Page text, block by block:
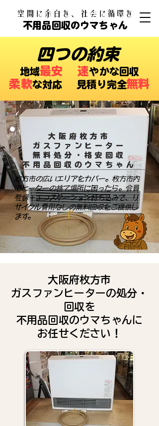
​空間に余白を、社会に循環を
不用品回収のウマちゃん
四つの約束
​地域最安 速やかな回収
柔軟な対応 ​見積り完全無料
大阪府枚方市
ガスファンヒーター
無料処分・格安回収
​不用品回収のウマちゃん
枚方市の広いエリアをカバー。枚方市内
でヒーターの捨て場所に困ったら。会員
登録＋エコステーション持ち込みで、リ
サイクル費用なしの無料回収をご提供し
ます。
大阪府枚方市
ガスファンヒーターの処分・
回収を
不用品回収のウマちゃんに
お任せください！